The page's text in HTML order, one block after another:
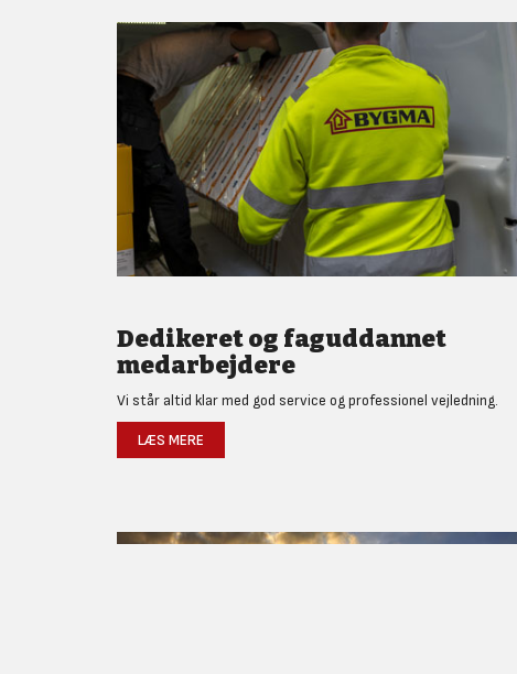
Dedikeret og faguddannet
medarbejdere
Vi står altid klar med god service og professionel vejledning.
LÆS MERE